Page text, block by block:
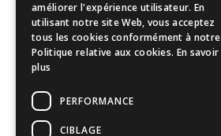
Mentions légales
CGU
améliorer l'expérience utilisateur. En
utilisant notre site Web, vous acceptez
tous les cookies conformément à notre
Politique relative aux cookies. En savoir
plus
PERFORMANCE
CIBLAGE